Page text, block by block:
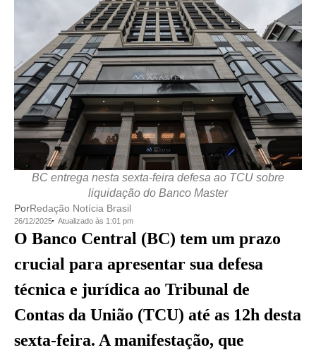
BC entrega nesta sexta-feira defesa ao TCU sobre
liquidação do Banco Master
PorRedação Notícia Brasil
26/12/2025 Atualizado às 1:01 pm
O Banco Central (BC) tem um prazo
crucial para apresentar sua defesa
técnica e jurídica ao Tribunal de
Contas da União (TCU) até as 12h desta
sexta-feira. A manifestação, que